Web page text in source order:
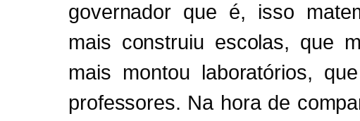
governador que é, isso
mais construiu escolas, que
mais montou laboratórios,
professores. Na hora de